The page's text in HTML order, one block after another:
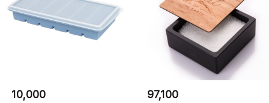
10,000 97,100